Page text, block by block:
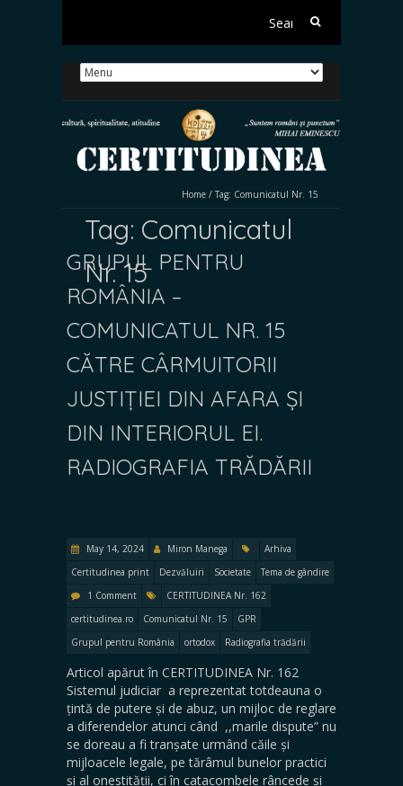
Search
Home / Tag: Comunicatul Nr. 15
Tag: Comunicatul
Nr. 15
GRUPUL PENTRU
ROMÂNIA –
COMUNICATUL NR. 15
CĂTRE CÂRMUITORII
JUSTIȚIEI DIN AFARA ȘI
DIN INTERIORUL EI.
RADIOGRAFIA TRĂDĂRII
May 14, 2024 Miron Manega
Arhiva
Certitudinea print
Dezvăluiri Societate
Tema de gândire
1 Comment
CERTITUDINEA Nr. 162
certitudinea.ro
Comunicatul Nr. 15
GPR
Grupul pentru România
ortodox Radiografia trădării
Articol apărut în CERTITUDINEA Nr. 162
Sistemul judiciar a reprezentat totdeauna o
țintă de putere și de abuz, un mijloc de reglare
a diferendelor atunci când ,,marile dispute” nu
se doreau a fi tranșate urmând căile și
mijloacele legale, pe tărâmul bunelor practici
și al onestității, ci în catacombele râncede și